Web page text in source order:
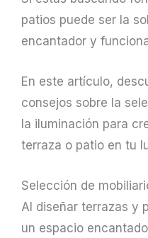
patios puede ser la
encantador y
En este artículo,
consejos sobre la
la iluminación para
terraza o patio en tu
Selección de
Al diseñar terrazas y
un espacio